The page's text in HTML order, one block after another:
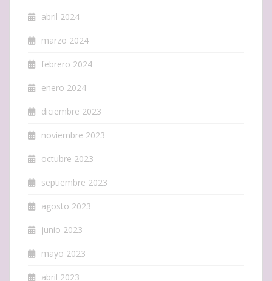
abril 2024
marzo 2024
febrero 2024
enero 2024
diciembre 2023
noviembre 2023
octubre 2023
septiembre 2023
agosto 2023
junio 2023
mayo 2023
abril 2023